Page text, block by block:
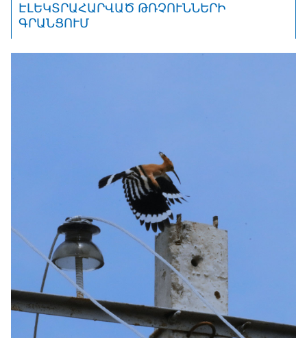
ԷԼԵԿՏՐԱՀԱՐՎԱԾ ԹՌՉՈՒՆՆԵՐԻ
ԳՐԱՆՑՈՒՄ